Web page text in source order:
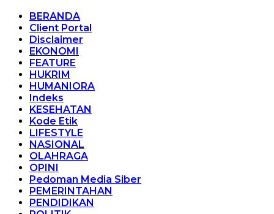
BERANDA
Client Portal
Disclaimer
EKONOMI
FEATURE
HUKRIM
HUMANIORA
Indeks
KESEHATAN
Kode Etik
LIFESTYLE
NASIONAL
OLAHRAGA
OPINI
Pedoman Media Siber
PEMERINTAHAN
PENDIDIKAN